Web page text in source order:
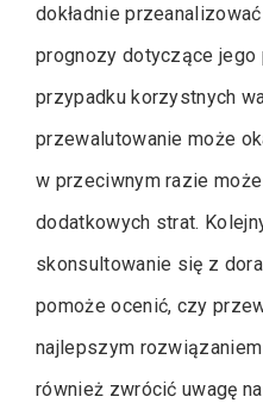
dokładnie
prognozy dotyczące jego
przypadku korzystnych
przewalutowanie może
w przeciwnym razie
dodatkowych strat.
skonsultowanie się z
pomoże ocenić, czy
najlepszym
również zwrócić uwagę